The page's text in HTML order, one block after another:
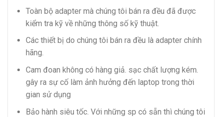
Toàn bộ adapter mà chúng tôi bán ra đều đã được
kiểm tra kỹ về những thông số kỹ thuật.
Các thiết bị do chúng tôi bán ra đều là adapter chính
hãng.
Cam đoan không có hàng giả. sạc chất lượng kém.
gây ra sự cố làm ảnh hưởng đến laptop trong thời
gian sử dụng
Bảo hành siêu tốc. Với những sp có sẵn thì chúng tôi